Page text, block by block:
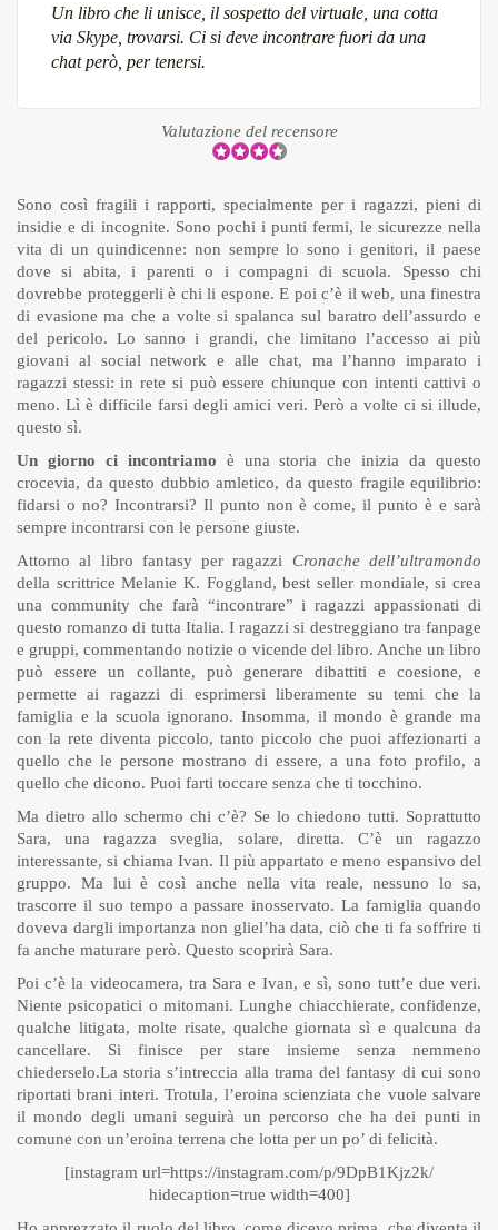
Un libro che li unisce, il sospetto del virtuale, una cotta
via Skype, trovarsi. Ci si deve incontrare fuori da una
chat però, per tenersi.
Valutazione del recensore
Sono così fragili i rapporti, specialmente per i ragazzi, pieni di
insidie e di incognite. Sono pochi i punti fermi, le sicurezze nella
vita di un quindicenne: non sempre lo sono i genitori, il paese
dove si abita, i parenti o i compagni di scuola. Spesso chi
dovrebbe proteggerli è chi li espone. E poi c’è il web, una finestra
di evasione ma che a volte si spalanca sul baratro dell’assurdo e
del pericolo. Lo sanno i grandi, che limitano l’accesso ai più
giovani al social network e alle chat, ma l’hanno imparato i
ragazzi stessi: in rete si può essere chiunque con intenti cattivi o
meno. Lì è difficile farsi degli amici veri. Però a volte ci si illude,
questo sì.
Un giorno ci incontriamo è una storia che inizia da questo
crocevia, da questo dubbio amletico, da questo fragile equilibrio:
fidarsi o no? Incontrarsi? Il punto non è come, il punto è e sarà
sempre incontrarsi con le persone giuste.
Attorno al libro fantasy per ragazzi Cronache dell’ultramondo
della scrittrice Melanie K. Foggland, best seller mondiale, si crea
una community che farà “incontrare” i ragazzi appassionati di
questo romanzo di tutta Italia. I ragazzi si destreggiano tra fanpage
e gruppi, commentando notizie o vicende del libro. Anche un libro
può essere un collante, può generare dibattiti e coesione, e
permette ai ragazzi di esprimersi liberamente su temi che la
famiglia e la scuola ignorano. Insomma, il mondo è grande ma
con la rete diventa piccolo, tanto piccolo che puoi affezionarti a
quello che le persone mostrano di essere, a una foto profilo, a
quello che dicono. Puoi farti toccare senza che ti tocchino.
Ma dietro allo schermo chi c’è? Se lo chiedono tutti. Soprattutto
Sara, una ragazza sveglia, solare, diretta. C’è un ragazzo
interessante, si chiama Ivan. Il più appartato e meno espansivo del
gruppo. Ma lui è così anche nella vita reale, nessuno lo sa,
trascorre il suo tempo a passare inosservato. La famiglia quando
doveva dargli importanza non gliel’ha data, ciò che ti fa soffrire ti
fa anche maturare però. Questo scoprirà Sara.
Poi c’è la videocamera, tra Sara e Ivan, e sì, sono tutt’e due veri.
Niente psicopatici o mitomani. Lunghe chiacchierate, confidenze,
qualche litigata, molte risate, qualche giornata sì e qualcuna da
cancellare. Si finisce per stare insieme senza nemmeno
chiederselo.La storia s’intreccia alla trama del fantasy di cui sono
riportati brani interi. Trotula, l’eroina scienziata che vuole salvare
il mondo degli umani seguirà un percorso che ha dei punti in
comune con un’eroina terrena che lotta per un po’ di felicità.
[instagram url=https://instagram.com/p/9DpB1Kjz2k/
hidecaption=true width=400]